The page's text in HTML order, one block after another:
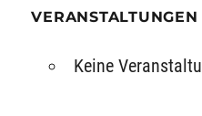
VERANSTALTUNGEN
Keine